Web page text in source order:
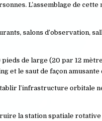
L’assemblage de
salons d’observation,
de large (20 par 12
et le saut de façon amusante
l’infrastructure orbitale
la station spatiale